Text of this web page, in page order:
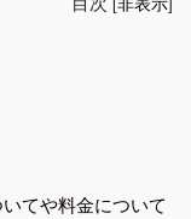
てや料金について